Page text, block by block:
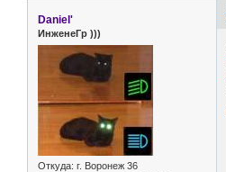
Daniel'
ИнженеГр )))
Откуда: г. Воронеж 36